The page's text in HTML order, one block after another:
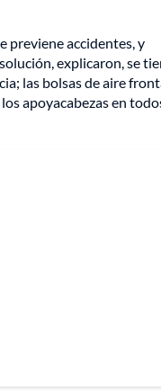
previene accidentes, y
explicaron, se
las bolsas de aire
apoyacabezas en